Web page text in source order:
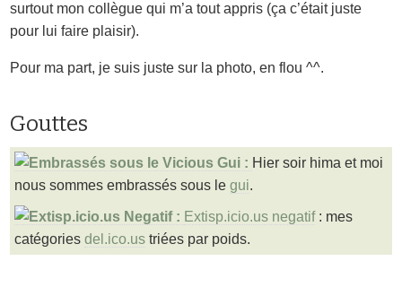
surtout mon collègue qui m’a tout appris (ça c’était juste
pour lui faire plaisir).
Pour ma part, je suis juste sur la photo, en flou ^^.
Gouttes
Hier soir hima et moi
nous sommes embrassés sous le gui.
Extisp.icio.us negatif: mes
catégories del.ico.us triées par poids.